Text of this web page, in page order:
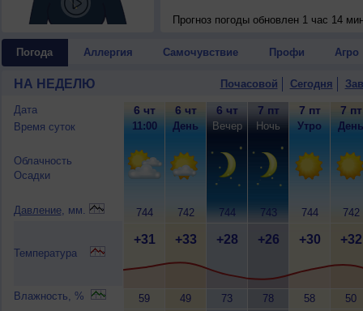
Прогноз погоды обновлен 1 час 14
Погода Аллергия Самочувствие Профи Агро
НА НЕДЕЛЮ Почасовой Сегодня
Дата
Время суток
Облачность
Осадки
Давление, мм.
Температура
Влажность, %
6 чт
11:00
744
+31
59
6 чт
День
742
+33
49
6 чт
Вечер
744
+28
73
7 пт
Ночь
743
+26
78
7 пт
Утро
744
+30
58
7 пт
День
742
+32
50